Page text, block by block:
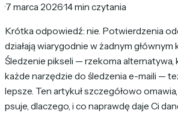
·7 marca 2026·14 min czytania
Krótka odpowiedź: nie. Potwierdzenia
działają wiarygodnie w żadnym
Śledzenie pikseli — rzekoma alternatywa,
każde narzędzie do śledzenia e-maili —
lepsze. Ten artykuł szczegółowo
psuje, dlaczego, i co naprawdę daje Ci